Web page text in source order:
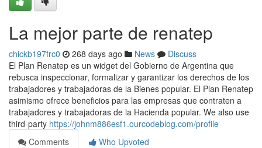
La mejor parte de renatep
chickb197frc0 268 days ago News
Discuss
El Plan Renatep es un widget del Gobierno de Argentina que
rebusca inspeccionar, formalizar y garantizar los derechos de los
trabajadores y trabajadoras de la Bienes popular. El Plan Renatep
asimismo ofrece beneficios para las empresas que contraten a
trabajadores y trabajadoras de la Hacienda popular. We also use
third-party https://johnm886esf1.ourcodeblog.com/profile
Comments
Who Upvoted